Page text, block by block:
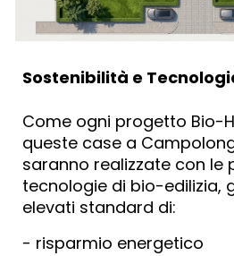
Sostenibilità e
Come ogni progetto Bio-
queste case a
saranno realizzate con le
tecnologie di bio-edilizia,
elevati standard di:
- risparmio energetico